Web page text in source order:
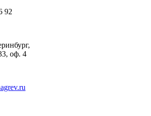
92
оф. 4